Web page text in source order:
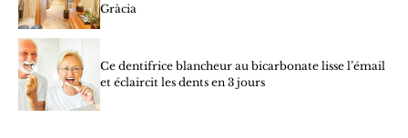
Gràcia
Ce dentifrice blancheur au bicarbonate lisse l’émail
et éclaircit les dents en 3 jours